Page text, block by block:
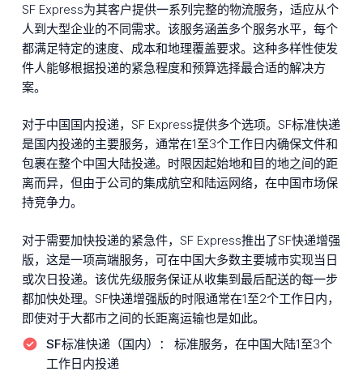
SF Express为其客户提供一系列完整的物流服务，适应从个
人到大型企业的不同需求。该服务涵盖多个服务水平，每个
都满足特定的速度、成本和地理覆盖要求。这种多样性使发
件人能够根据投递的紧急程度和预算选择最合适的解决方
案。
对于中国国内投递，SF Express提供多个选项。SF标准快递
是国内投递的主要服务，通常在1至3个工作日内确保文件和
包裹在整个中国大陆投递。时限因起始地和目的地之间的距
离而异，但由于公司的集成航空和陆运网络，在中国市场保
持竞争力。
对于需要加快投递的紧急件，SF Express推出了SF快递增强
版，这是一项高端服务，可在中国大多数主要城市实现当日
或次日投递。该优先级服务保证从收集到最后配送的每一步
都加快处理。SF快递增强版的时限通常在1至2个工作日内，
即使对于大都市之间的长距离运输也是如此。
SF标准快递（国内）：
标准服务，在中国大陆1至3个
工作日内投递